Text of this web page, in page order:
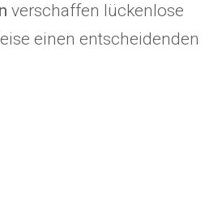
verschaffen lückenlose
einen entscheidenden